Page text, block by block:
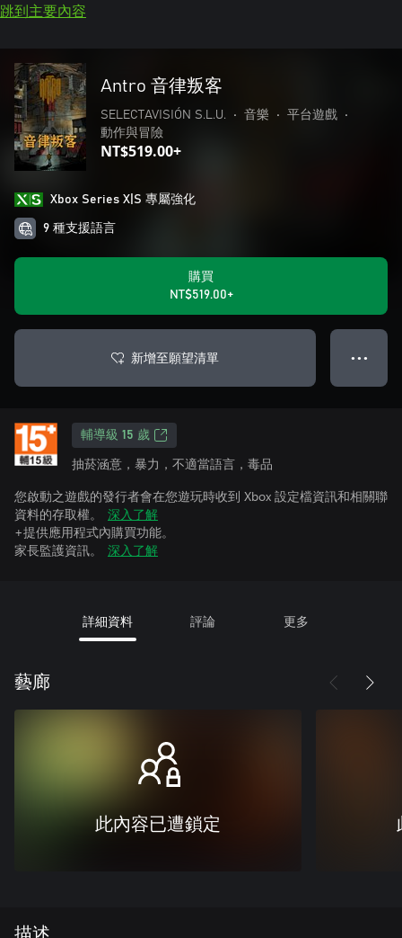
跳到主要內容
Antro 音律叛客
SELECTAVISIÓN S.L.U. • 音樂 • 平台遊戲
•
動作與冒險
NT$519.00+
Xbox Series X|S 專屬強化
9 種支援語言
購買
NT$519.00+
新增至願望清單 ● ● ●
輔導級 15 歲
抽菸涵意，暴力，不適當語言，毒品
您啟動之遊戲的發行者會在您遊玩時收到 Xbox 設定檔資訊和相關聯
資料的存取權。
深入了解
+提供應用程式內購買功能。
家長監護資訊。
深入了解
詳細資料 評論 更多
藝廊
此內容已遭鎖定
描述